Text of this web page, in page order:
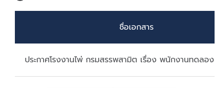
ชื่อเอกสาร
ประกาศโรงงานไพ่ กรมสรรพสามิต เรื่อง พนักงานทดลอง